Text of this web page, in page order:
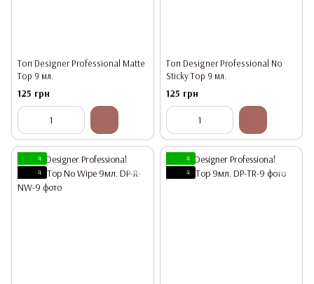
Топ Designer Professional Matte
Top 9 мл.
125 грн
Топ Designer Professional No
Sticky Top 9 мл.
125 грн
4
4
4
4